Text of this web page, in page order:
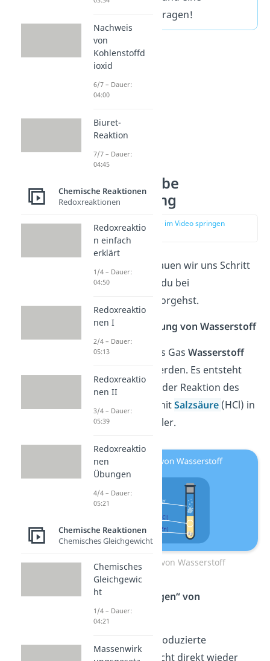
zu tragen!
Knallgasprobe
Durchführung
zur Stelle im Video springen
(00:46)
Im Folgenden schauen wir uns Schritt
für Schritt an, wie du bei
dem Experiment vorgehst.
Schritt 1: Herstellung von Wasserstoff
Zunächst muss das GasWasserstoff
) hergestellt werden. Es entsteht
beispielsweise bei der Reaktion des
Metalls
(Zn) mitSalzsäure (HCl) in
einem Gasentwickler.
Herstellung von Wasserstoff
Schritt 2: „Auffangen“ von
Wasserstoff
Damit das eben produzierte
Wasserstoffgas nicht direkt wieder
Nachweis
von
Kohlenstoffd
ioxid
6/7 – Dauer:
04:00
Biuret-
Reaktion
7/7 – Dauer:
04:45
Chemische Reaktionen
Redoxreaktionen
Redoxreaktio
n einfach
erklärt
1/4 – Dauer:
04:50
Redoxreaktio
nen I
2/4 – Dauer:
05:13
Redoxreaktio
nen II
3/4 – Dauer:
05:39
Redoxreaktio
nen
Übungen
4/4 – Dauer:
05:21
Chemische Reaktionen
Chemisches Gleichgewicht
Chemisches
Gleichgewic
ht
1/4 – Dauer:
04:21
Massenwirk